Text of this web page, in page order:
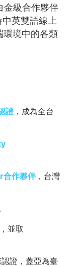
金級合作夥伴
英雙語線上
環境中的各類
證，成為全台
作夥伴 ，台灣
，並取
證，蓋亞為臺